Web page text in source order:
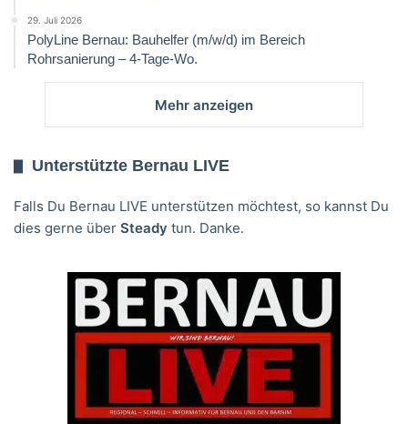
29. Juli 2026
PolyLine Bernau: Bauhelfer (m/w/d) im Bereich
Rohrsanierung – 4-Tage-Wo.
Mehr anzeigen
Unterstützte Bernau LIVE
Falls Du Bernau LIVE unterstützen möchtest, so kannst Du
dies gerne über Steady tun. Danke.